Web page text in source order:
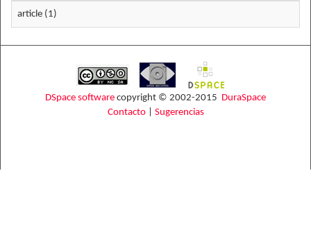
article (1)
DSpace software copyright © 2002-2015 DuraSpace
Contacto| Sugerencias